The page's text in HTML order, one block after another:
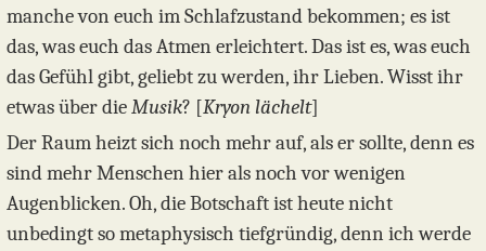
manche von euch im Schlafzustand bekommen; es ist
das, was euch das Atmen erleichtert. Das ist es, was euch
das Gefühl gibt, geliebt zu werden, ihr Lieben. Wisst ihr
etwas über dieMusik? [Kryon lächelt]
Der Raum heizt sich noch mehr auf, als er sollte, denn es
sind mehr Menschen hier als noch vor wenigen
Augenblicken. Oh, die Botschaft ist heute nicht
unbedingt so metaphysisch tiefgründig, denn ich werde